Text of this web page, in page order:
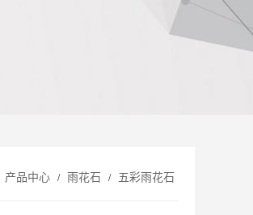
产品中心 / 雨花石 / 五彩雨花石